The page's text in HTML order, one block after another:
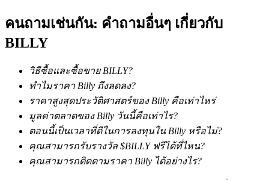
กลยุทธ์การซื้อขาย
เรียนรู้วิธีการรักษาผลกำไร
คนถามเช่นกัน: คำถามอื่นๆ เกี่ยวกับ
BILLY
วิธีซื้อและซื้อขาย BILLY?
ทำไมราคา Billy ถึงลดลง?
ราคาสูงสุดประวัติศาสตร์ของ Billy คือเท่าไหร่
มูลค่าตลาดของ Billy วันนี้คือเท่าไร?
ตอนนี้เป็นเวลาที่ดีในการลงทุนใน Billy หรือไม่?
คุณสามารถรับรางวัล $BILLY ฟรีได้ที่ไหน?
คุณสามารถติดตามราคา Billy ได้อย่างไร?